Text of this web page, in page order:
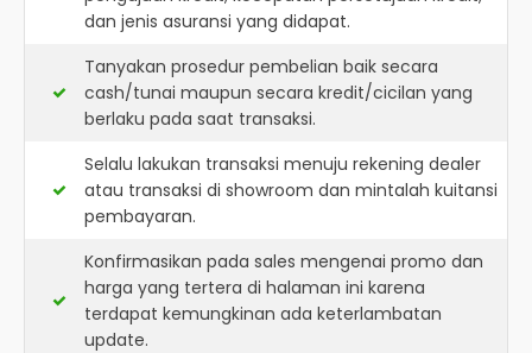
dan jenis asuransi yang didapat.
Tanyakan prosedur pembelian baik secara
cash/tunai maupun secara kredit/cicilan yang
berlaku pada saat transaksi.
Selalu lakukan transaksi menuju rekening dealer
atau transaksi di showroom dan mintalah kuitansi
pembayaran.
Konfirmasikan pada sales mengenai promo dan
harga yang tertera di halaman ini karena
terdapat kemungkinan ada keterlambatan
update.